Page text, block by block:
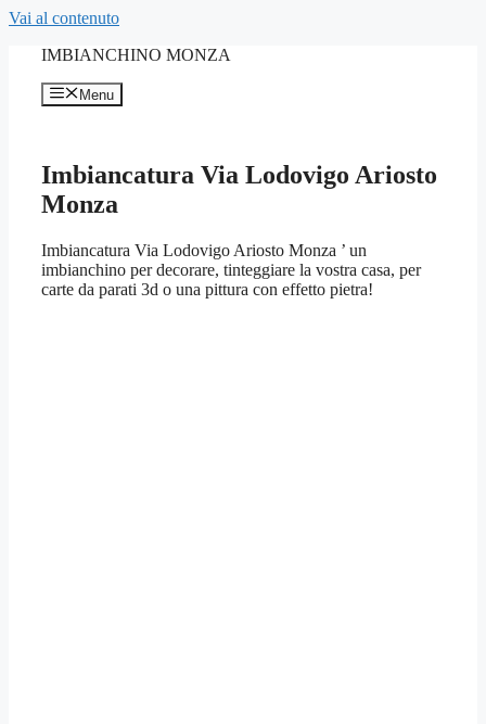
Vai al contenuto
IMBIANCHINO MONZA
Menu
Imbiancatura Via Lodovigo Ariosto
Monza
Imbiancatura Via Lodovigo Ariosto Monza ’ un
imbianchino per decorare, tinteggiare la vostra casa, per
carte da parati 3d o una pittura con effetto pietra!